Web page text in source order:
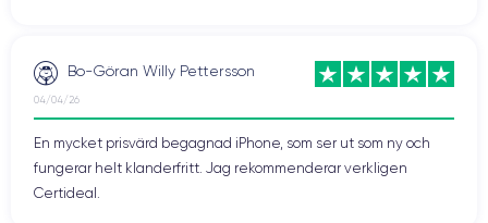
Bo-Göran Willy Pettersson
04/04/26
En mycket prisvärd begagnad iPhone, som ser ut som ny och
fungerar helt klanderfritt. Jag rekommenderar verkligen
Certideal.